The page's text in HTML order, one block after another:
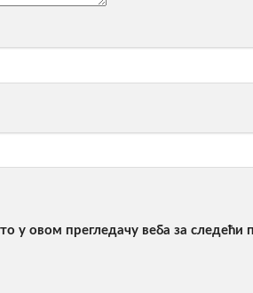
у овом прегледачу веба за